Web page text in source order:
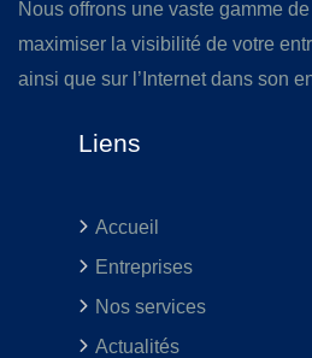
Nous offrons une vaste gamme
maximiser la visibilité de votre
ainsi que sur l’Internet dans son
Liens
Accueil
Entreprises
Nos services
Actualités